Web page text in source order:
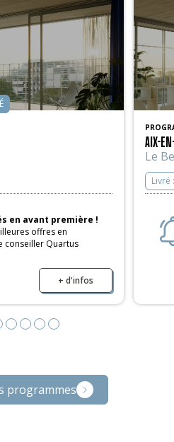
en avant première !
offres en
conseiller Quartus
+ d'infos
AIX-
Le
Livré :
programmes